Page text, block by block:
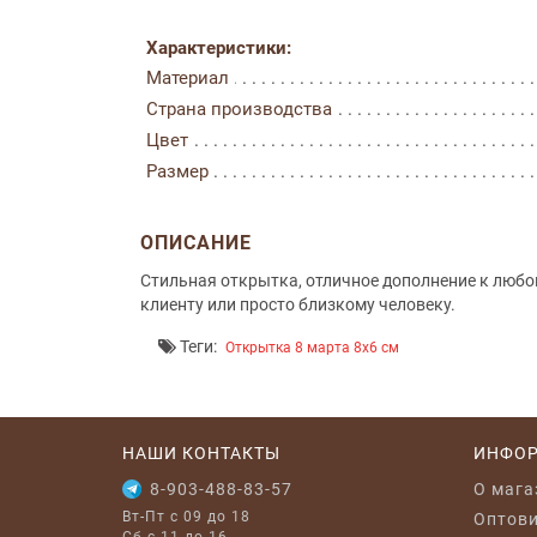
Характеристики:
Материал
Страна производства
Цвет
Размер
ОПИСАНИЕ
Стильная открытка, отличное дополнение к
клиенту или просто близкому человеку.
Теги: Открытка 8 марта 8x6 см
НАШИ КОНТАКТЫ
8-903-488-83-57
Вт-Пт с 09 до 18
O